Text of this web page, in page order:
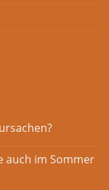
auch im Sommer